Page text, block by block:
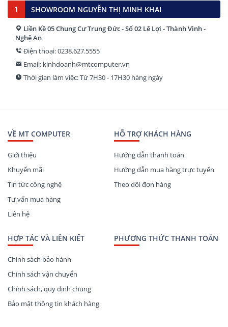
1 SHOWROOM NGUYỄN THỊ MINH KHAI
Liền Kề 05 Chung Cư Trung Đức - Số 02 Lê Lợi - Thành Vinh -
Nghệ An
Điện thoại: 0238.627.5555
Email: kinhdoanh@mtcomputer.vn
Thời gian làm việc: Từ 7H30 - 17H30 hàng ngày
VỀ MT COMPUTER
Giới thiệu
Khuyến mãi
Tin tức công nghệ
Tư vấn mua hàng
Liên hệ
HỖ TRỢ KHÁCH HÀNG
Hướng dẫn thanh toán
Hướng dẫn mua hàng trực tuyến
Theo dõi đơn hàng
HỢP TÁC VÀ LIÊN KIẾT
Chính sách bảo hành
Chính sách vận chuyển
Chính sách, quy định chung
Bảo mật thông tin khách hàng
PHƯƠNG THỨC THANH TOÁN